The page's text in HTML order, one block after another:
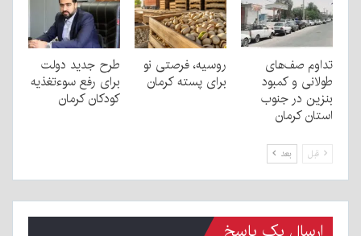
تداوم صف‌های
طولانی و کمبود
بنزین در جنوب
استان کرمان
روسیه، فرصتی نو
برای پسته کرمان
طرح جدید دولت
برای رفع سوءتغذیه
کودکان کرمان
قبل بعد